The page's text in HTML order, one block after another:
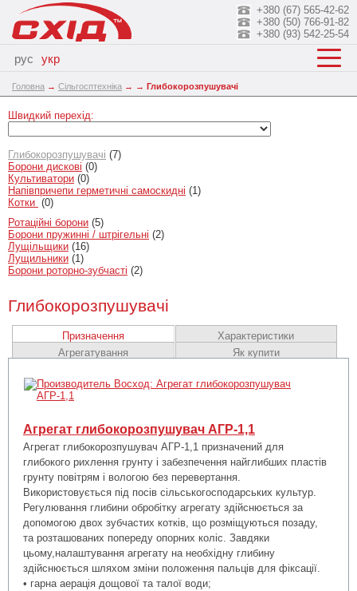
рус укр
+380 (67) 565-42-62
+380 (50) 766-91-82
+380 (93) 542-25-54
Головна → Сільгосптехніка → → Глибокорозпушувачі
Швидкий перехід:
Глибокорозпушувачі (7)
Борони дискові (0)
Культиватори (0)
Напівпричепи герметичні самоскидні (1)
Котки (0)
Ротаційні борони (5)
Борони пружинні / штрігельні (2)
Лущільщики (16)
Лущильники (1)
Борони роторно-зубчасті (2)
Глибокорозпушувачі
Призначення
Характеристики
Агрегатування
Як купити
Агрегат глибокорозпушувач АГР-1,1
Агрегат глибокорозпушувач АГР-1,1 призначений для
глибокого рихлення грунту і забезпечення найглибших пластів
грунту повітрям і вологою без перевертання.
Використовується під посів сільськогосподарських культур.
Регулювання глибини обробітку агрегату здійснюється за
допомогою двох зубчастих котків, що розміщуються позаду,
та розташованих попереду опорних коліс. Завдяки
цьому,налаштування агрегату на необхідну глибину
здійснюється шляхом зміни положення пальців для фіксації.
• гарна аерація дощової та талої води;